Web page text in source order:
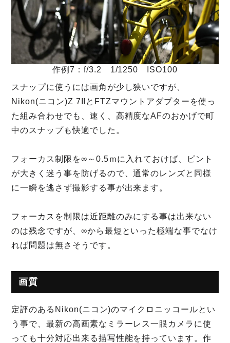
作例7：f/3.2 1/1250 ISO100
スナップに使うには画角が少し狭いですが、
Nikon(ニコン)Z 7IIとFTZマウントアダプターを使っ
た組み合わせでも、速く、高精度なAFのおかげで町
中のスナップも快適でした。
フォーカス制限を∞～0.5ｍに入れておけば、ピント
が大きく迷う事を防げるので、通常のレンズと同様
に一瞬を逃さず撮影する事が出来ます。
フォーカスを制限は近距離のみにする事は出来ない
のは残念ですが、∞から最短といった極端な事でなけ
れば問題は無さそうです。
画質
定評のあるNikon(ニコン)のマイクロニッコールとい
う事で、最新の高画素なミラーレス一眼カメラに使
っても十分対応出来る描写性能を持っています。作